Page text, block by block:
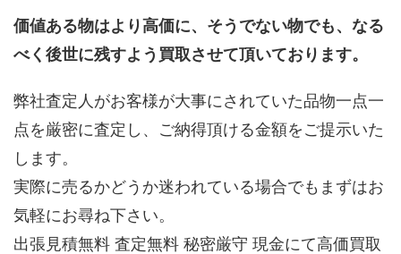
価値ある物はより高価に、そうでない物でも、なる
べく後世に残すよう買取させて頂いております。
弊社査定人がお客様が大事にされていた品物一点一
点を厳密に査定し、ご納得頂ける金額をご提示いた
します。
実際に売るかどうか迷われている場合でもまずはお
気軽にお尋ね下さい。
出張見積無料 査定無料 秘密厳守 現金にて高価買取